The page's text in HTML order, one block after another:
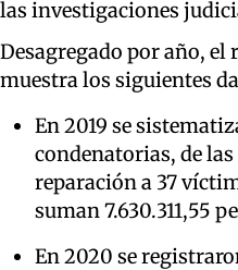
las investigaciones
Desagregado por año,
muestra los siguientes
En 2019 se
condenatorias, de las
reparación a 37
suman 7.630.311,55
En 2020 se